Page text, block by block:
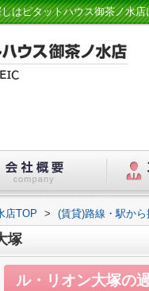
はピタットハウス御茶ノ水店
店TOP > (賃貸)路線・駅から
塚
ル・リオン大塚の